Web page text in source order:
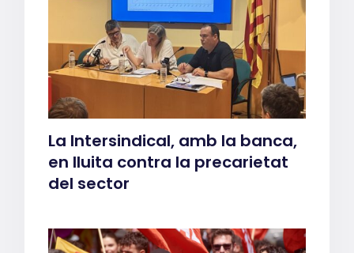
La Intersindical, amb la banca,
en lluita contra la precarietat
del sector